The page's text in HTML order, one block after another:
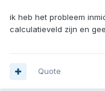
ik heb het probleem
calculatieveld zijn en
Quote